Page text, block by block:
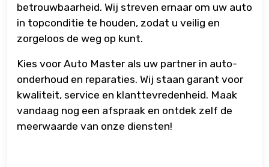
betrouwbaarheid. Wij streven ernaar om uw auto
in topconditie te houden, zodat u veilig en
zorgeloos de weg op kunt.
Kies voor Auto Master als uw partner in auto-
onderhoud en reparaties. Wij staan garant voor
kwaliteit, service en klanttevredenheid. Maak
vandaag nog een afspraak en ontdek zelf de
meerwaarde van onze diensten!